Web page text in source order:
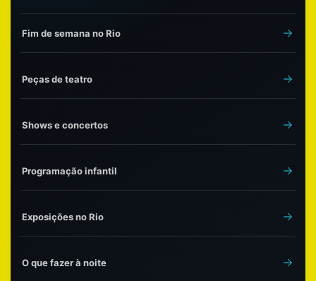
Fim de semana no Rio
Peças de teatro
Shows e concertos
Programação infantil
Exposições no Rio
O que fazer à noite